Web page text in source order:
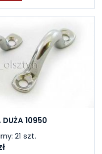
DUŻA 10950
21 szt.